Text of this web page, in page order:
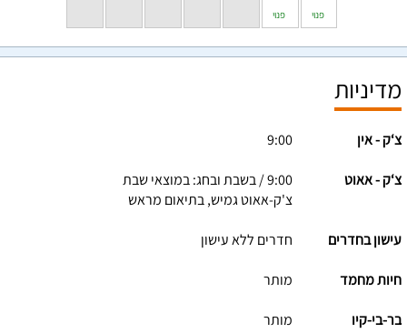
פנוי
פנוי
מדיניות
צ‘ק - אין 9:00
צ‘ק - אאוט
9:00 / בשבת ובחג: במוצאי שבת
צ'ק-אאוט גמיש, בתיאום מראש
עישון בחדרים חדרים ללא עישון
חיות מחמד מותר
בר-בי-קיו מותר